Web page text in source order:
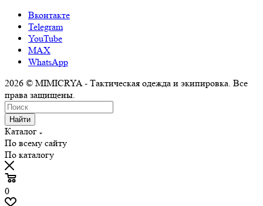
Вконтакте
Telegram
YouTube
MAX
WhatsApp
2026 © MIMICRYA - Тактическая одежда и экипировка. Все
права защищены.
Найти
Каталог
По всему сайту
По каталогу
0